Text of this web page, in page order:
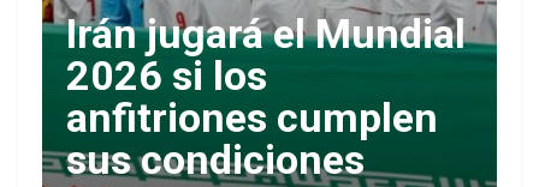
Irán jugará el Mundial
2026 si los
anfitriones cumplen
sus condiciones